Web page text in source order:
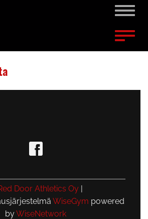
Door Athletics Oy|
WiseGym powered
byWiseNetwork